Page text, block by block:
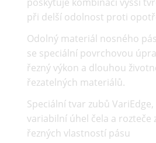
při delší odolnost proti
Odolný materiál nosného
se speciální povrchovou
řezný výkon a dlouhou
řezatelných materiálů.
Speciální tvar zubů
variabilní úhel čela a
řezných vlastností pásu